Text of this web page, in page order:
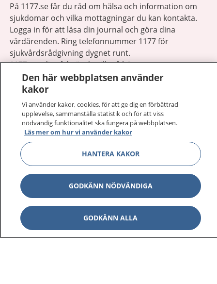
På 1177.se får du råd om hälsa och information om
sjukdomar och vilka mottagningar du kan kontakta.
Logga in för att läsa din journal och göra dina
vårdärenden. Ring telefonnummer 1177 för
sjukvårdsrådgivning dygnet runt.
1177 ger dig råd när du vill må bättre.
1177 på flera språk
Om 1177 Visa
Kontakt Visa
Behandling av personuppgifter
Den här webbplatsen använder
kakor
Vi använder kakor, cookies, för att ge dig en förbättrad
upplevelse, sammanställa statistik och för att viss
nödvändig funktionalitet ska fungera på webbplatsen.
Läs mer om hur vi använder kakor
HANTERA KAKOR
GODKÄNN NÖDVÄNDIGA
GODKÄNN ALLA